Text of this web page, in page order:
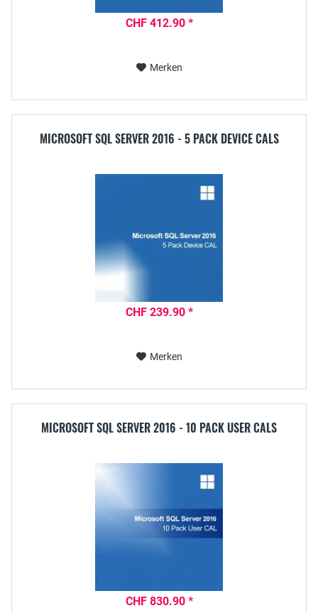
CHF 412.90 *
Merken
MICROSOFT SQL SERVER 2016 - 5 PACK DEVICE CALS
CHF 239.90 *
Merken
MICROSOFT SQL SERVER 2016 - 10 PACK USER CALS
CHF 830.90 *